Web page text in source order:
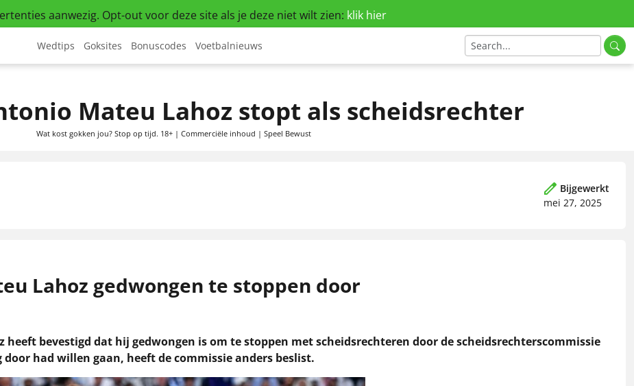
aanwezig. Opt-out voor deze site als je deze niet wilt zien: klik hier
Wedtips Goksites
iDEAL Bookmakers
Bonuscodes
Unibet Promotiecode
Voetbalnieuws
Mateu Lahoz stopt als scheidsrechter
Wat kost gokken jou? Stop op tijd. 18+ | Commerciële inhoud | Speel Bewust
Bijgewerkt
mei 27, 2025
Lahoz gedwongen te stoppen door
heeft bevestigd dat hij gedwongen is om te stoppen met scheidsrechteren door de scheidsrechterscommissie
door had willen gaan, heeft de commissie anders beslist.